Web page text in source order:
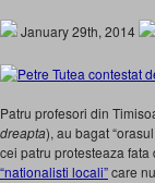
January 29th, 2014
Patru profesori din
dreapta), au bagat
cei patru protesteaza
“nationalisti locali”care